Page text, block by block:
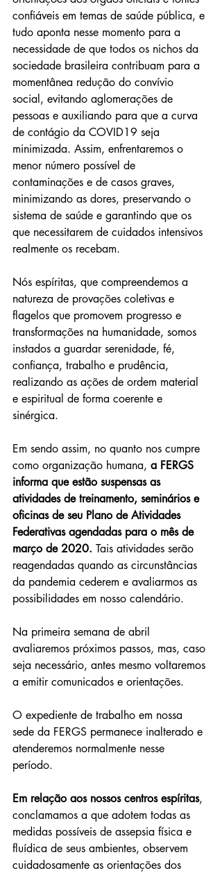
confiáveis em temas de saúde pública, e
tudo aponta nesse momento para a
necessidade de que todos os nichos da
sociedade brasileira contribuam para a
momentânea redução do convívio
social, evitando aglomerações de
pessoas e auxiliando para que a curva
de contágio da COVID19 seja
minimizada. Assim, enfrentaremos o
menor número possível de
contaminações e de casos graves,
minimizando as dores, preservando o
sistema de saúde e garantindo que os
que necessitarem de cuidados intensivos
realmente os recebam.
Nós espíritas, que compreendemos a
natureza de provações coletivas e
flagelos que promovem progresso e
transformações na humanidade, somos
instados a guardar serenidade, fé,
confiança, trabalho e prudência,
realizando as ações de ordem material
e espiritual de forma coerente e
sinérgica.
Em sendo assim, no quanto nos cumpre
como organização humana, a FERGS
informa que estão suspensas as
atividades de treinamento, seminários e
oficinas de seu Plano de Atividades
Federativas agendadas para o mês de
março de 2020. Tais atividades serão
reagendadas quando as circunstâncias
da pandemia cederem e avaliarmos as
possibilidades em nosso calendário.
Na primeira semana de abril
avaliaremos próximos passos, mas, caso
seja necessário, antes mesmo voltaremos
a emitir comunicados e orientações.
O expediente de trabalho em nossa
sede da FERGS permanece inalterado e
atenderemos normalmente nesse
período.
Em relação aos nossos centros espíritas,
conclamamos a que adotem todas as
medidas possíveis de assepsia física e
fluídica de seus ambientes, observem
cuidadosamente as orientações dos